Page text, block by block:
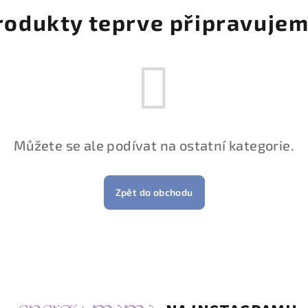
teprve
Můžete se ale podívat na ostatní kategorie.
Zpět do obchodu